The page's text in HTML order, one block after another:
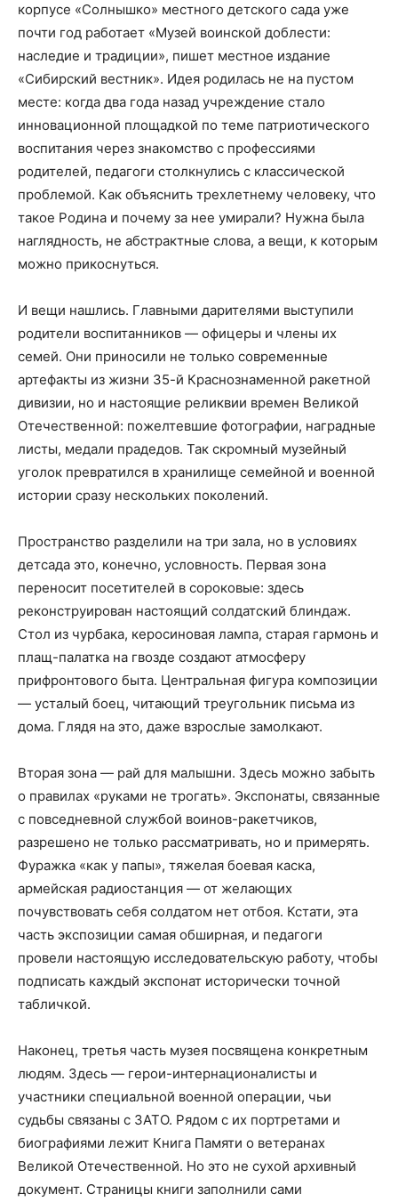
корпусе «Солнышко» местного детского сада уже
почти год работает «Музей воинской доблести:
наследие и традиции», пишет местное издание
«Сибирский вестник». Идея родилась не на пустом
месте: когда два года назад учреждение стало
инновационной площадкой по теме патриотического
воспитания через знакомство с профессиями
родителей, педагоги столкнулись с классической
проблемой. Как объяснить трехлетнему человеку, что
такое Родина и почему за нее умирали? Нужна была
наглядность, не абстрактные слова, а вещи, к которым
можно прикоснуться.
И вещи нашлись. Главными дарителями выступили
родители воспитанников — офицеры и члены их
семей. Они приносили не только современные
артефакты из жизни 35-й Краснознаменной ракетной
дивизии, но и настоящие реликвии времен Великой
Отечественной: пожелтевшие фотографии, наградные
листы, медали прадедов. Так скромный музейный
уголок превратился в хранилище семейной и военной
истории сразу нескольких поколений.
Пространство разделили на три зала, но в условиях
детсада это, конечно, условность. Первая зона
переносит посетителей в сороковые: здесь
реконструирован настоящий солдатский блиндаж.
Стол из чурбака, керосиновая лампа, старая гармонь и
плащ-палатка на гвозде создают атмосферу
прифронтового быта. Центральная фигура композиции
— усталый боец, читающий треугольник письма из
дома. Глядя на это, даже взрослые замолкают.
Вторая зона — рай для малышни. Здесь можно забыть
о правилах «руками не трогать». Экспонаты, связанные
с повседневной службой воинов-ракетчиков,
разрешено не только рассматривать, но и примерять.
Фуражка «как у папы», тяжелая боевая каска,
армейская радиостанция — от желающих
почувствовать себя солдатом нет отбоя. Кстати, эта
часть экспозиции самая обширная, и педагоги
провели настоящую исследовательскую работу, чтобы
подписать каждый экспонат исторически точной
табличкой.
Наконец, третья часть музея посвящена конкретным
людям. Здесь — герои-интернационалисты и
участники специальной военной операции, чьи
судьбы связаны с ЗАТО. Рядом с их портретами и
биографиями лежит Книга Памяти о ветеранах
Великой Отечественной. Но это не сухой архивный
документ. Страницы книги заполнили сами